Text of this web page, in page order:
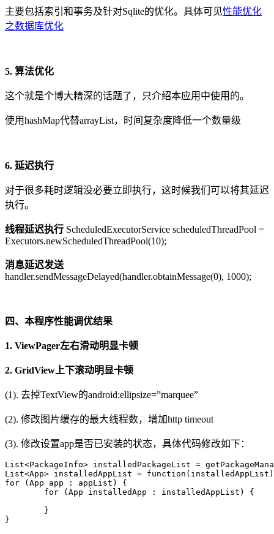
主要包括索引和事务及针对Sqlite的优化。具体可见性能优化
之数据库优化
5. 算法优化
这个就是个博大精深的话题了，只介绍本应用中使用的。
使用hashMap代替arrayList，时间复杂度降低一个数量级
6. 延迟执行
对于很多耗时逻辑没必要立即执行，这时候我们可以将其延迟
执行。
线程延迟执行 ScheduledExecutorService scheduledThreadPool =
Executors.newScheduledThreadPool(10);
消息延迟发送
handler.sendMessageDelayed(handler.obtainMessage(0), 1000);
四、本程序性能调优结果
1. ViewPager左右滑动明显卡顿
2. GridView上下滚动明显卡顿
(1). 去掉TextView的android:ellipsize=”marquee”
(2). 修改图片缓存的最大线程数，增加http timeout
(3). 修改设置app是否已安装的状态，具体代码修改如下：
List<PackageInfo> installedPackageList =
List<App> installedAppList = function(installedAppList)
for (App app : appList) {
}